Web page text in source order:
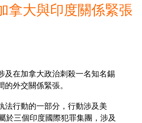
拿大與印度關係緊張
及在加拿大政治刺殺一名知名錫
外交關係緊張。
法行動的一部分，行動涉及美
於三個印度國際犯罪集團，涉及